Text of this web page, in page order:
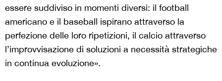
essere suddiviso in momenti diversi: il football
americano e il baseball ispirano attraverso la
perfezione delle loro ripetizioni, il calcio attraverso
l’improvvisazione di soluzioni a necessità strategiche
in continua evoluzione».